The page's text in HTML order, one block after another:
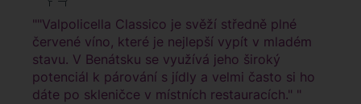
""Valpolicella Classico je svěží středně plné
červené víno, které je nejlepší vypít v mladém
stavu. V Benátsku se využívá jeho široký
potenciál k párování s jídly a velmi často si ho
dáte po skleničce v místních restauracích." "